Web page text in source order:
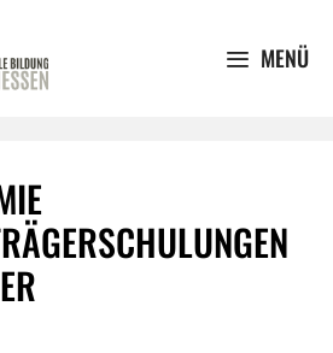
MENÜ